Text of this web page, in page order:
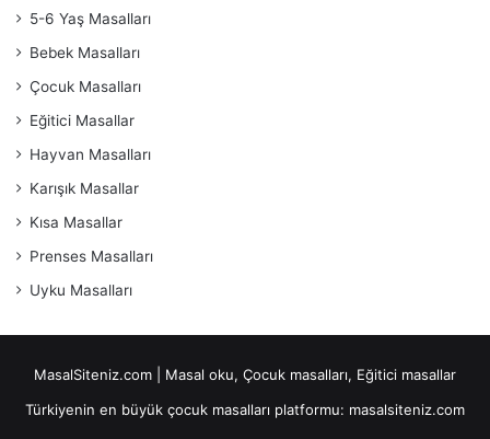
5-6 Yaş Masalları
Bebek Masalları
Çocuk Masalları
Eğitici Masallar
Hayvan Masalları
Karışık Masallar
Kısa Masallar
Prenses Masalları
Uyku Masalları
MasalSiteniz.com | Masal oku, Çocuk masalları, Eğitici masallar
Türkiyenin en büyük çocuk masalları platformu: masalsiteniz.com